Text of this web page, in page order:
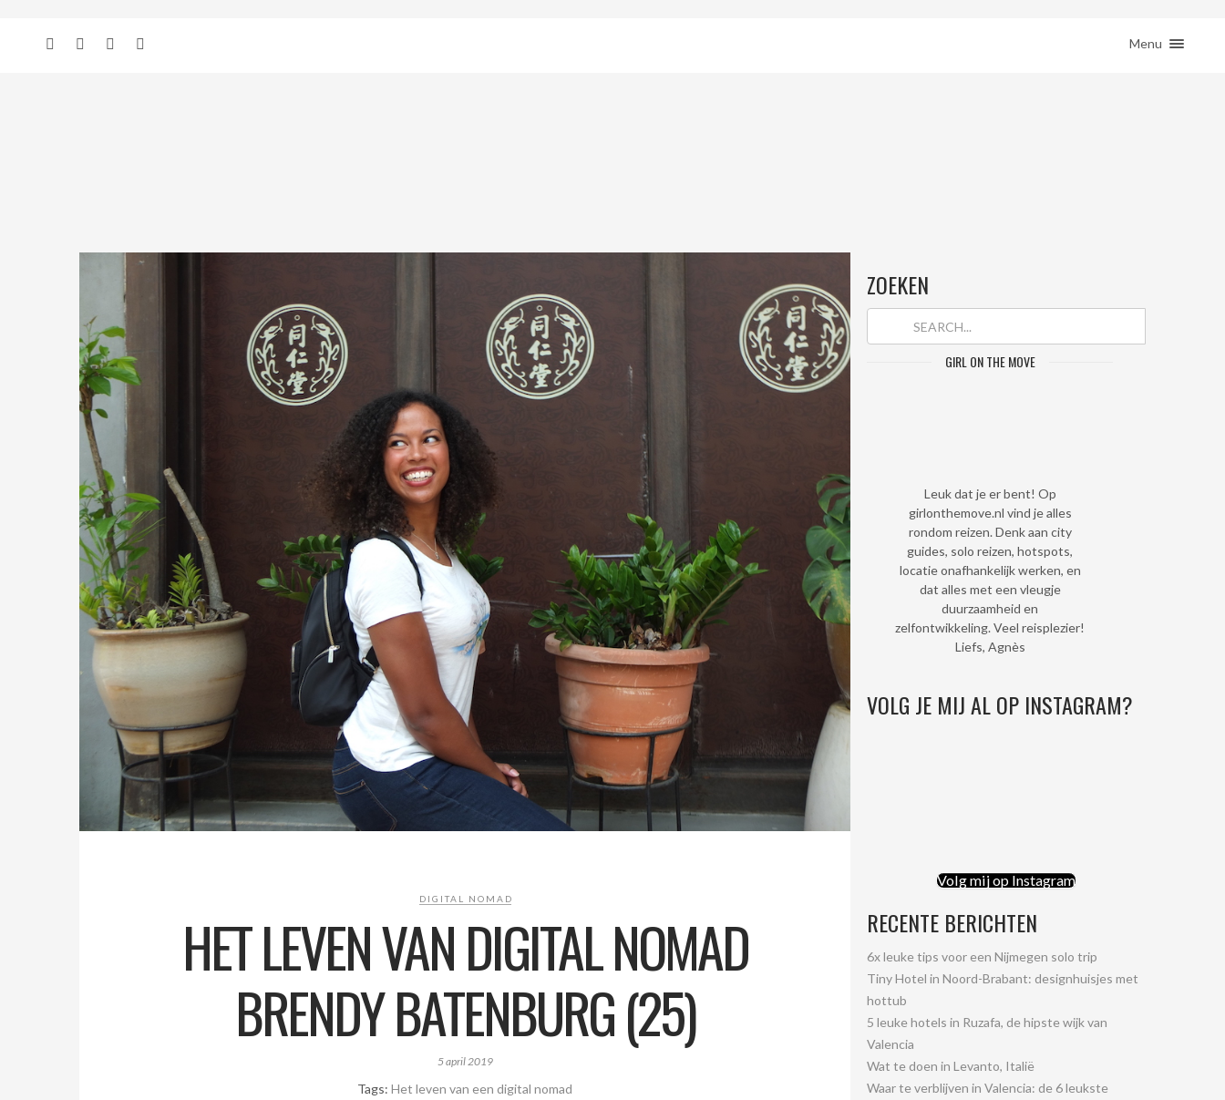
Menu
DIGITAL NOMAD
HET LEVEN VAN DIGITAL NOMAD
BRENDY BATENBURG (25)
5 april 2019
Tags: Het leven van een digital nomad
ZOEKEN
GIRL ON THE MOVE
Leuk dat je er bent! Op
girlonthemove.nl vind je alles
rondom reizen. Denk aan city
guides, solo reizen, hotspots,
locatie onafhankelijk werken, en
dat alles met een vleugje
duurzaamheid en
zelfontwikkeling. Veel reisplezier!
Liefs, Agnès
VOLG JE MIJ AL OP INSTAGRAM?
Volg mij op Instagram
RECENTE BERICHTEN
6x leuke tips voor een Nijmegen solo trip
Tiny Hotel in Noord-Brabant: designhuisjes met
hottub
5 leuke hotels in Ruzafa, de hipste wijk van
Valencia
Wat te doen in Levanto, Italië
Waar te verblijven in Valencia: de 6 leukste